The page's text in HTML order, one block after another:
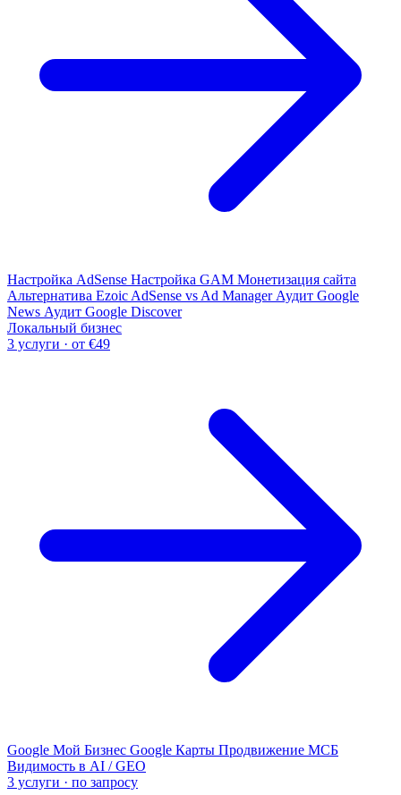
Настройка AdSense Настройка GAM Монетизация сайта
Альтернатива Ezoic AdSense vs Ad Manager Аудит Google
News Аудит Google Discover
Локальный бизнес
3 услуги · от €49
Google Мой Бизнес Google Карты Продвижение МСБ
Видимость в AI / GEO
3 услуги · по запросу